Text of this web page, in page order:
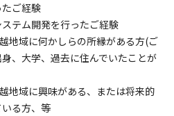
たご経験
テム開発を行ったご経験
地域に何かしらの所縁がある方(ご
、大学、過去に住んでいたことが
地域に興味がある、または将来的
る方、等